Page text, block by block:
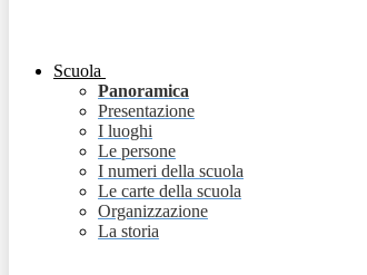
Scuola
Panoramica
Presentazione
I luoghi
Le persone
I numeri della scuola
Le carte della scuola
Organizzazione
La storia